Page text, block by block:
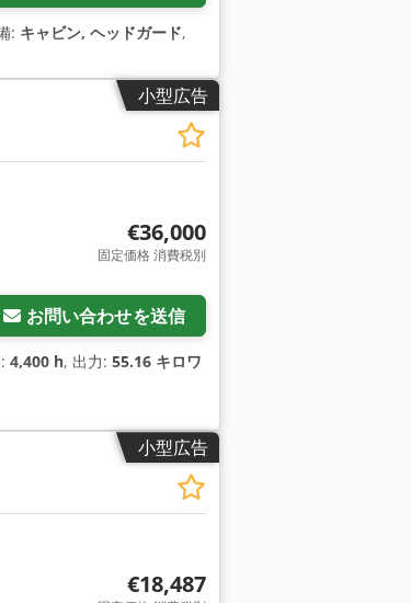
: キャビン, ヘッドガード,
小型広告
€36,000
固定価格 消費税別
お問い合わせを送信
4,400 h, 出力: 55.16 キロワ
小型広告
€18,487